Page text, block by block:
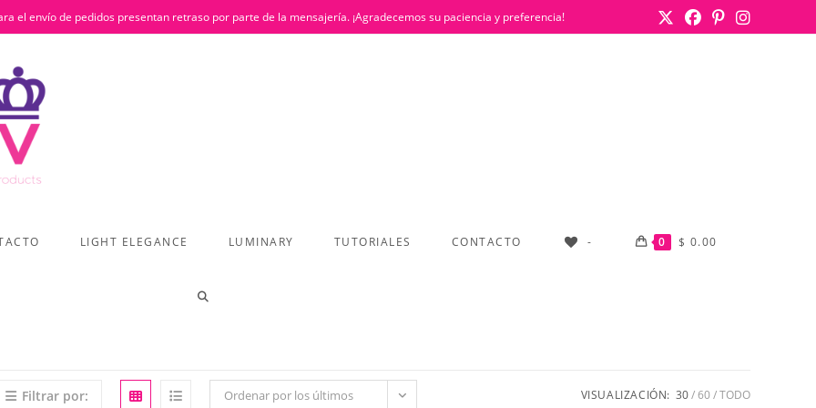
el envío de pedidos presentan retraso por parte de la mensajería. ¡Agradecemos su paciencia y preferencia!
LIGHT ELEGANCE LUMINARY TUTORIALES CONTACTO - 0 $ 0.00
ALTERNAR
Filtrar por: Ordenar por los últimos VISUALIZACIÓN: 30 60 TODO